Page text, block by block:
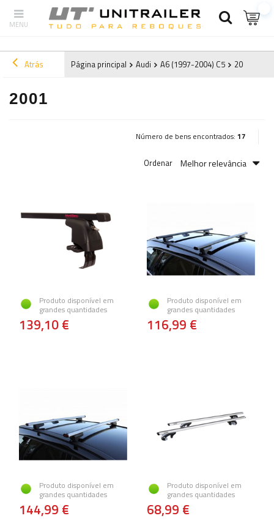
Atrás Página principal Audi A6 (1997-2004) C5 2001
2001
Número de bens encontrados: 17
Ordenar Melhor relevância
Produto disponível em
grandes quantidades
139,10 €
Produto disponível em
grandes quantidades
116,99 €
Produto disponível em
grandes quantidades
144,99 €
Produto disponível em
grandes quantidades
68,99 €